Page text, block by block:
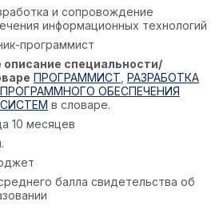
и сопровождение
информационных технологий
программист
специальности/
ПРОГРАММИСТ РАЗРАБОТКА
ОБЕСПЕЧЕНИЯ
в словаре.
10 месяцев
балла свидетельства об